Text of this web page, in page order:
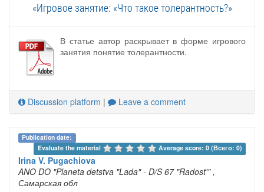
«Игровое занятие: «Что такое толерантность?»
В статье автор раскрывает в форме игрового
занятия понятие толерантности.
Discussion platform | Leave a comment
Publication date:
Evaluate the material
Average score: 0 (Всего: 0)
Irina V. Pugachiova
ANO DO "Planeta detstva "Lada" - D/S 67 "Radost'" ,
Самарская обл